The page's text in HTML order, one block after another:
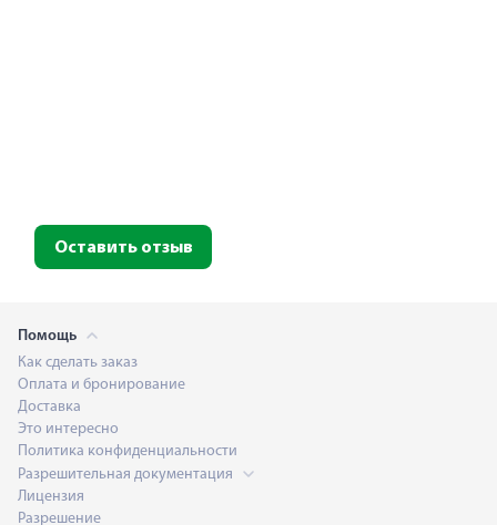
Оставить отзыв
Помощь
Как сделать заказ
Оплата и бронирование
Доставка
Это интересно
Политика конфиденциальности
Разрешительная документация
Лицензия
Разрешение